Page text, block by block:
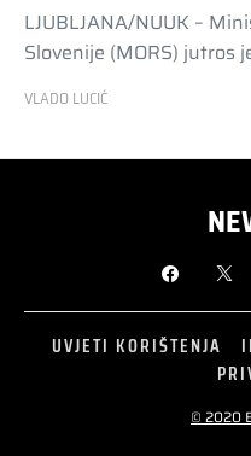
LJUBLJANA/NUUK –
Slovenije (MORS) jutros
VLADO LUCIĆ
UVJETI KORIŠTENJA
© 2020